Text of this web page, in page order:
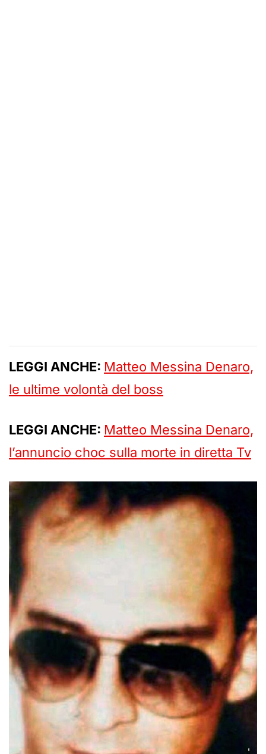
LEGGI ANCHE: Matteo Messina Denaro,
le ultime volontà del boss
LEGGI ANCHE: Matteo Messina Denaro,
l’annuncio choc sulla morte in diretta Tv